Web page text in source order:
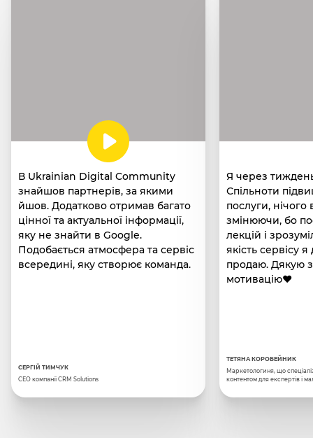
В Ukrainian Digital Community
знайшов партнерів, за якими
йшов. Додатково отримав багато
цінної та актуальної інформації,
яку не знайти в Google.
Подобається атмосфера та сервіс
всередині, яку створює команда.
СЕРГІЙ ТИМЧУК
CEO компанії CRM Solutions
Я через
Спільноти
послуги, нічого
змінюючи, бо
лекцій і
якість сервісу
продаю. Дякую
мотивацію❤️
ТЕТЯНА КОРОБЕЙНИК
Маркетологиня, що
контентом для експертів і